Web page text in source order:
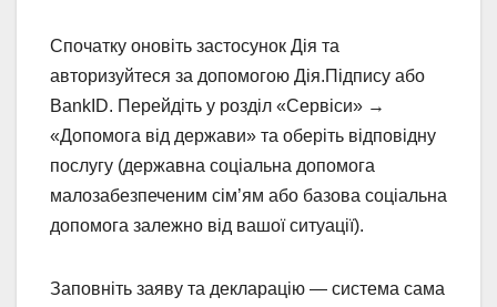
Спочатку оновіть застосунок Дія та
авторизуйтеся за допомогою Дія.Підпису або
BankID. Перейдіть у розділ «Сервіси» →
«Допомога від держави» та оберіть відповідну
послугу (державна соціальна допомога
малозабезпеченим сім’ям або базова соціальна
допомога залежно від вашої ситуації).
Заповніть заяву та декларацію — система сама